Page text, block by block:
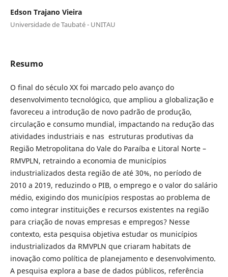
Edson Trajano Vieira
Universidade de Taubaté - UNITAU
Resumo
O final do século XX foi marcado pelo avanço do
desenvolvimento tecnológico, que ampliou a globalização e
favoreceu a introdução de novo padrão de produção,
circulação e consumo mundial, impactando na redução das
atividades industriais e nas estruturas produtivas da
Região Metropolitana do Vale do Paraíba e Litoral Norte –
RMVPLN, retraindo a economia de municípios
industrializados desta região de até 30%, no período de
2010 a 2019, reduzindo o PIB, o emprego e o valor do salário
médio, exigindo dos municípios respostas ao problema de
como integrar instituições e recursos existentes na região
para criação de novas empresas e empregos? Nesse
contexto, esta pesquisa objetiva estudar os municípios
industrializados da RMVPLN que criaram habitats de
inovação como política de planejamento e desenvolvimento.
A pesquisa explora a base de dados públicos, referência